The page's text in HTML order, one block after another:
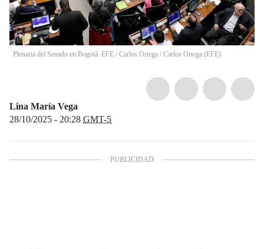
Plenaria del Senado en Bogotá. EFE / Carlos Ortega / Carlos Ortega (EFE)
Lina María Vega
28/10/2025 - 20:28 GMT-5